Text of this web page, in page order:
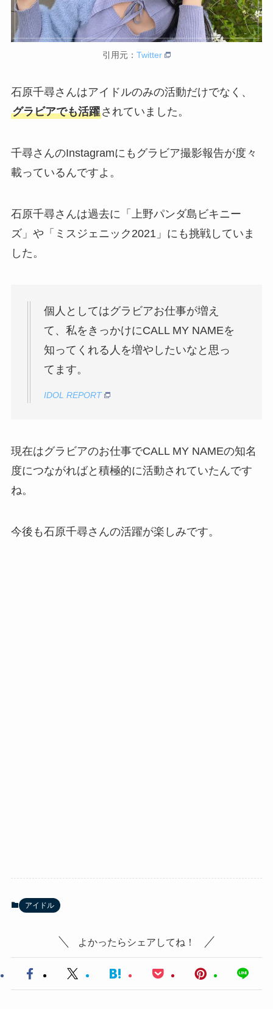
引用元： Twitter
石原千尋さんはアイドルのみの活動だけでなく、
グラビアでも活躍されていました。
千尋さんのInstagramにもグラビア撮影報告が度々
載っているんですよ。
石原千尋さんは過去に「上野パンダ島ビキニー
ズ」や「ミスジェニック2021」にも挑戦していま
した。
個人としてはグラビアお仕事が増え
て、私をきっかけにCALL MY NAMEを
知ってくれる人を増やしたいなと思っ
てます。
IDOL REPORT
現在はグラビアのお仕事でCALL MY NAMEの知名
度につながればと積極的に活動されていたんです
ね。
今後も石原千尋さんの活躍が楽しみです。
アイドル
よかったらシェアしてね！